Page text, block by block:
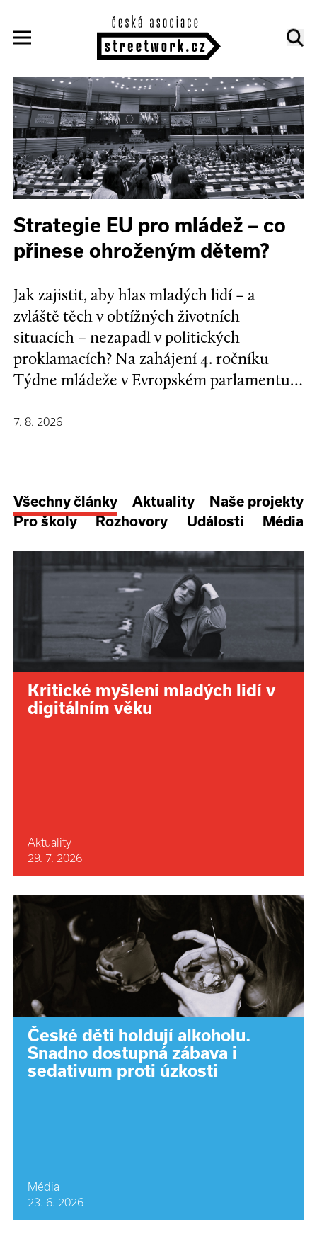
Strategie EU pro mládež – co
přinese ohroženým dětem?
Jak zajistit, aby hlas mladých lidí – a
zvláště těch v obtížných životních
situacích – nezapadl v politických
proklamacích? Na zahájení 4. ročníku
Týdne mládeže v Evropském parlamentu v
stakeholdeři zapojili do formulování nové
7. 8. 2026
Všechny články Aktuality
Naše projekty
Pro školy
Rozhovory Události Média
Kritické myšlení mladých lidí v
digitálním věku
Aktuality
29. 7. 2026
České děti holdují alkoholu.
Snadno dostupná zábava i
sedativum proti úzkosti
Média
23. 6. 2026